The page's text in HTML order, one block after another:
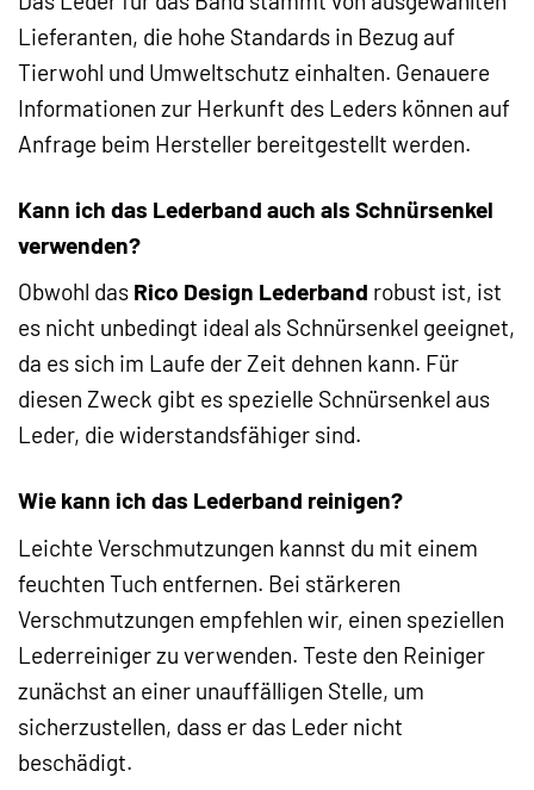
Lieferanten, die hohe Standards in Bezug auf
Tierwohl und Umweltschutz einhalten. Genauere
Informationen zur Herkunft des Leders können auf
Anfrage beim Hersteller bereitgestellt werden.
Kann ich das Lederband auch als Schnürsenkel
verwenden?
Obwohl das Rico Design Lederband robust ist, ist
es nicht unbedingt ideal als Schnürsenkel geeignet,
da es sich im Laufe der Zeit dehnen kann. Für
diesen Zweck gibt es spezielle Schnürsenkel aus
Leder, die widerstandsfähiger sind.
Wie kann ich das Lederband reinigen?
Leichte Verschmutzungen kannst du mit einem
feuchten Tuch entfernen. Bei stärkeren
Verschmutzungen empfehlen wir, einen speziellen
Lederreiniger zu verwenden. Teste den Reiniger
zunächst an einer unauffälligen Stelle, um
sicherzustellen, dass er das Leder nicht
beschädigt.